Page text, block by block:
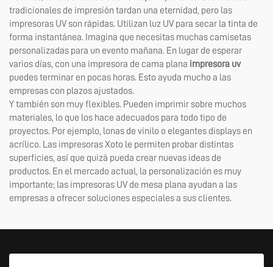
tradicionales de impresión tardan una eternidad, pero las
impresoras UV son rápidas. Utilizan luz UV para secar la tinta de
forma instantánea. Imagina que necesitas muchas camisetas
personalizadas para un evento mañana. En lugar de esperar
varios días, con una impresora de cama plana impresora uv
puedes terminar en pocas horas. Esto ayuda mucho a las
empresas con plazos ajustados.
Y también son muy flexibles. Pueden imprimir sobre muchos
materiales, lo que los hace adecuados para todo tipo de
proyectos. Por ejemplo, lonas de vinilo o elegantes displays en
acrílico. Las impresoras Xoto le permiten probar distintas
superficies, así que quizá pueda crear nuevas ideas de
productos. En el mercado actual, la personalización es muy
importante; las impresoras UV de mesa plana ayudan a las
empresas a ofrecer soluciones especiales a sus clientes.